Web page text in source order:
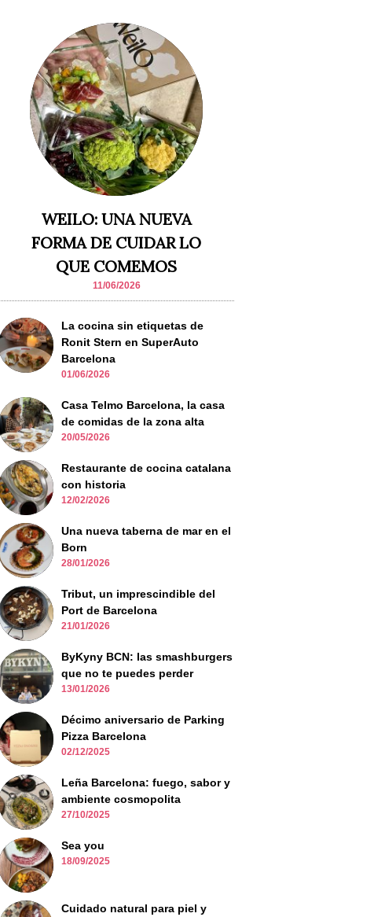
WEILO: UNA NUEVA
FORMA DE CUIDAR LO
QUE COMEMOS
11/06/2026
La cocina sin etiquetas de
Ronit Stern en SuperAuto
Barcelona
01/06/2026
Casa Telmo Barcelona, la casa
de comidas de la zona alta
20/05/2026
Restaurante de cocina catalana
con historia
12/02/2026
Una nueva taberna de mar en el
Born
28/01/2026
Tribut, un imprescindible del
Port de Barcelona
21/01/2026
ByKyny BCN: las smashburgers
que no te puedes perder
13/01/2026
Décimo aniversario de Parking
Pizza Barcelona
02/12/2025
Leña Barcelona: fuego, sabor y
ambiente cosmopolita
27/10/2025
Sea you
18/09/2025
Cuidado natural para piel y